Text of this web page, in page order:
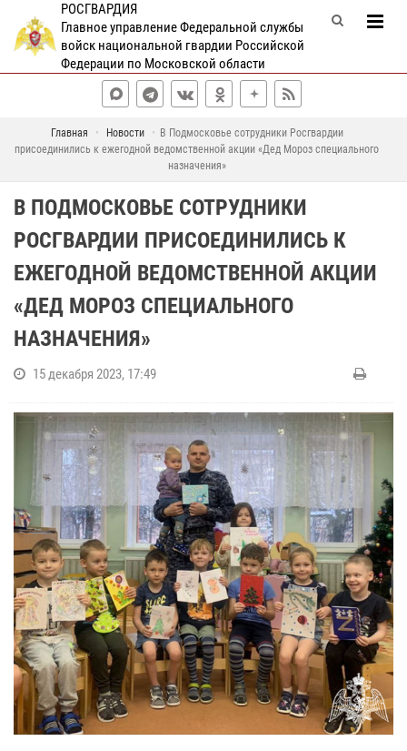
РОСГВАРДИЯ
Главное управление Федеральной службы
войск национальной гвардии Российской
Федерации по Московской области
Главная Новости
В Подмосковье сотрудники Росгвардии
присоединились к ежегодной ведомственной акции «Дед Мороз специального
назначения»
В ПОДМОСКОВЬЕ СОТРУДНИКИ
РОСГВАРДИИ ПРИСОЕДИНИЛИСЬ К
ЕЖЕГОДНОЙ ВЕДОМСТВЕННОЙ АКЦИИ
«ДЕД МОРОЗ СПЕЦИАЛЬНОГО
НАЗНАЧЕНИЯ»
15 декабря 2023, 17:49